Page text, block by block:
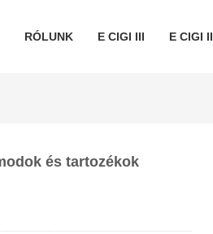
RÓLUNK E CIGI III E CIGI II
és tartozékok